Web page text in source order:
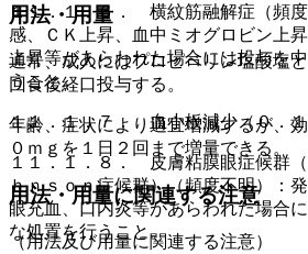
１１．１．６． 横紋筋融解症（頻
感、ＣＫ上昇、血中ミオグロビン上
上昇等があらわれた場合には投与を
うこと。
１１．１．７． 血小板減少（０．
１１．１．８． 皮膚粘膜眼症候群
ｈｎｓｏｎ症候群）（頻度不明）：
眼充血、口内炎等があらわれた場合
な処置を行うこと。
用法・用量
通常、成人にはプロピベリン塩酸塩
回食後経口投与する。
年齢、症状により適宜増減するが、
０ｍｇを１日２回まで増量できる。
用法・用量に関連する注意
（用法及び用量に関連する注意）